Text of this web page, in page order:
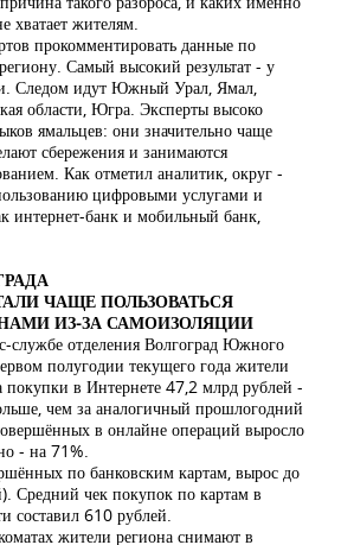
хватает жителям.
прокомментировать данные по
Самый высокий результат - у
Следом идут Южный Урал, Ямал,
области, Югра. Эксперты высоко
ямальцев: они значительно чаще
сбережения и занимаются
Как отметил аналитик, округ -
цифровыми услугами и
интернет-банк и мобильный банк,
ЧАЩЕ ПОЛЬЗОВАТЬСЯ
ИЗ-ЗА САМОИЗОЛЯЦИИ
службе отделения Волгоград Южного
полугодии текущего года жители
покупки в Интернете 47,2 млрд рублей -
чем за аналогичный прошлогодний
в онлайне операций выросло
- на 71%.
по банковским картам, вырос до
Средний чек покупок по картам в
составил 610 рублей.
жители региона снимают в